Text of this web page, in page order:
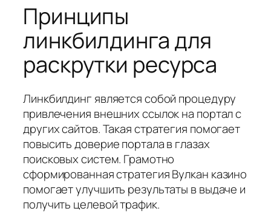
Принципы
линкбилдинга для
раскрутки ресурса
Линкбилдинг является собой процедуру
привлечения внешних ссылок на портал с
других сайтов. Такая стратегия помогает
повысить доверие портала в глазах
поисковых систем. Грамотно
сформированная стратегия Вулкан казино
помогает улучшить результаты в выдаче и
получить целевой трафик.